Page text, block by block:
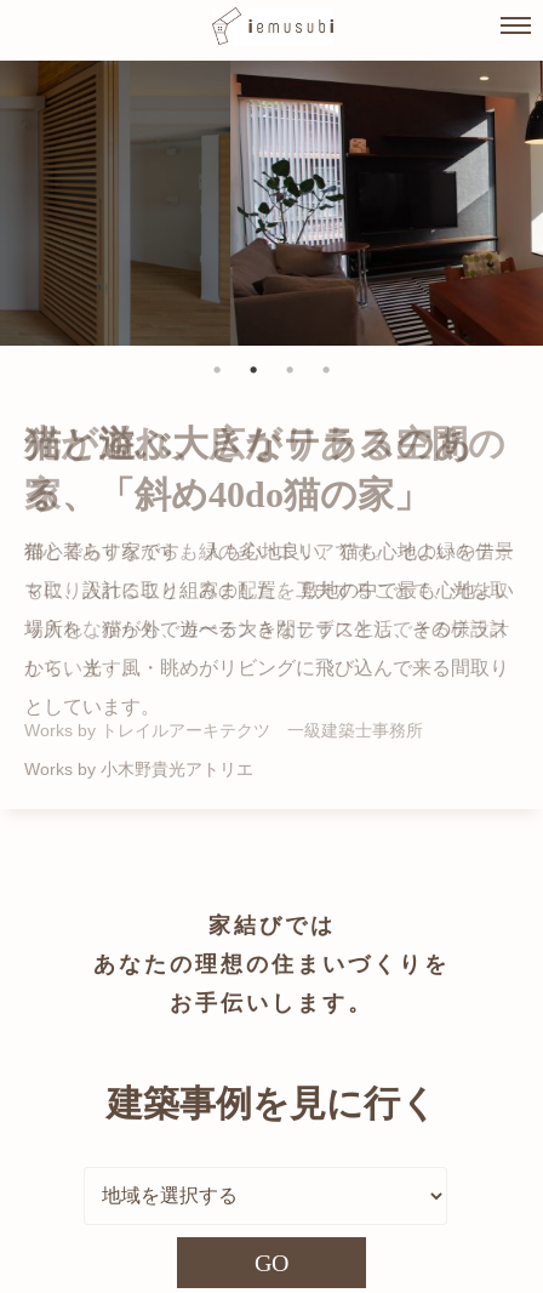
content
猫と暮らす家です。 人も心地良い、猫も心地よいをテー
マに、設計に取り組みました。 敷地の中で最も心地よい
場所を、猫が外で遊べる大きなテラスとし、そのテラス
から、光・風・眺めがリビングに飛び込んで来る間取り
としています。
Works by 小木野貴光アトリエ
光が溢れ、広がりある空間の
家
都心でありながらも緑の多いエリアです。 その緑の借景
も取り入れること、窓の配置を工夫することで、光を取
り入れながらも、カーテンを閉じずに生活できる様設計
しています。
Works by トレイルアーキテクツ 一級建築士事務所
自然の中の岩山を切り開いて造った、ワイルドなゲスト
ハウスをイメージした空間が広がる都市型住宅です。
かつての機織り工場が、その趣を残しつつ孫世帯の住居
へと蘇りました。
家結びでは
あなたの理想の住まいづくりを
お手伝いします。
建築事例を見に行く
GO